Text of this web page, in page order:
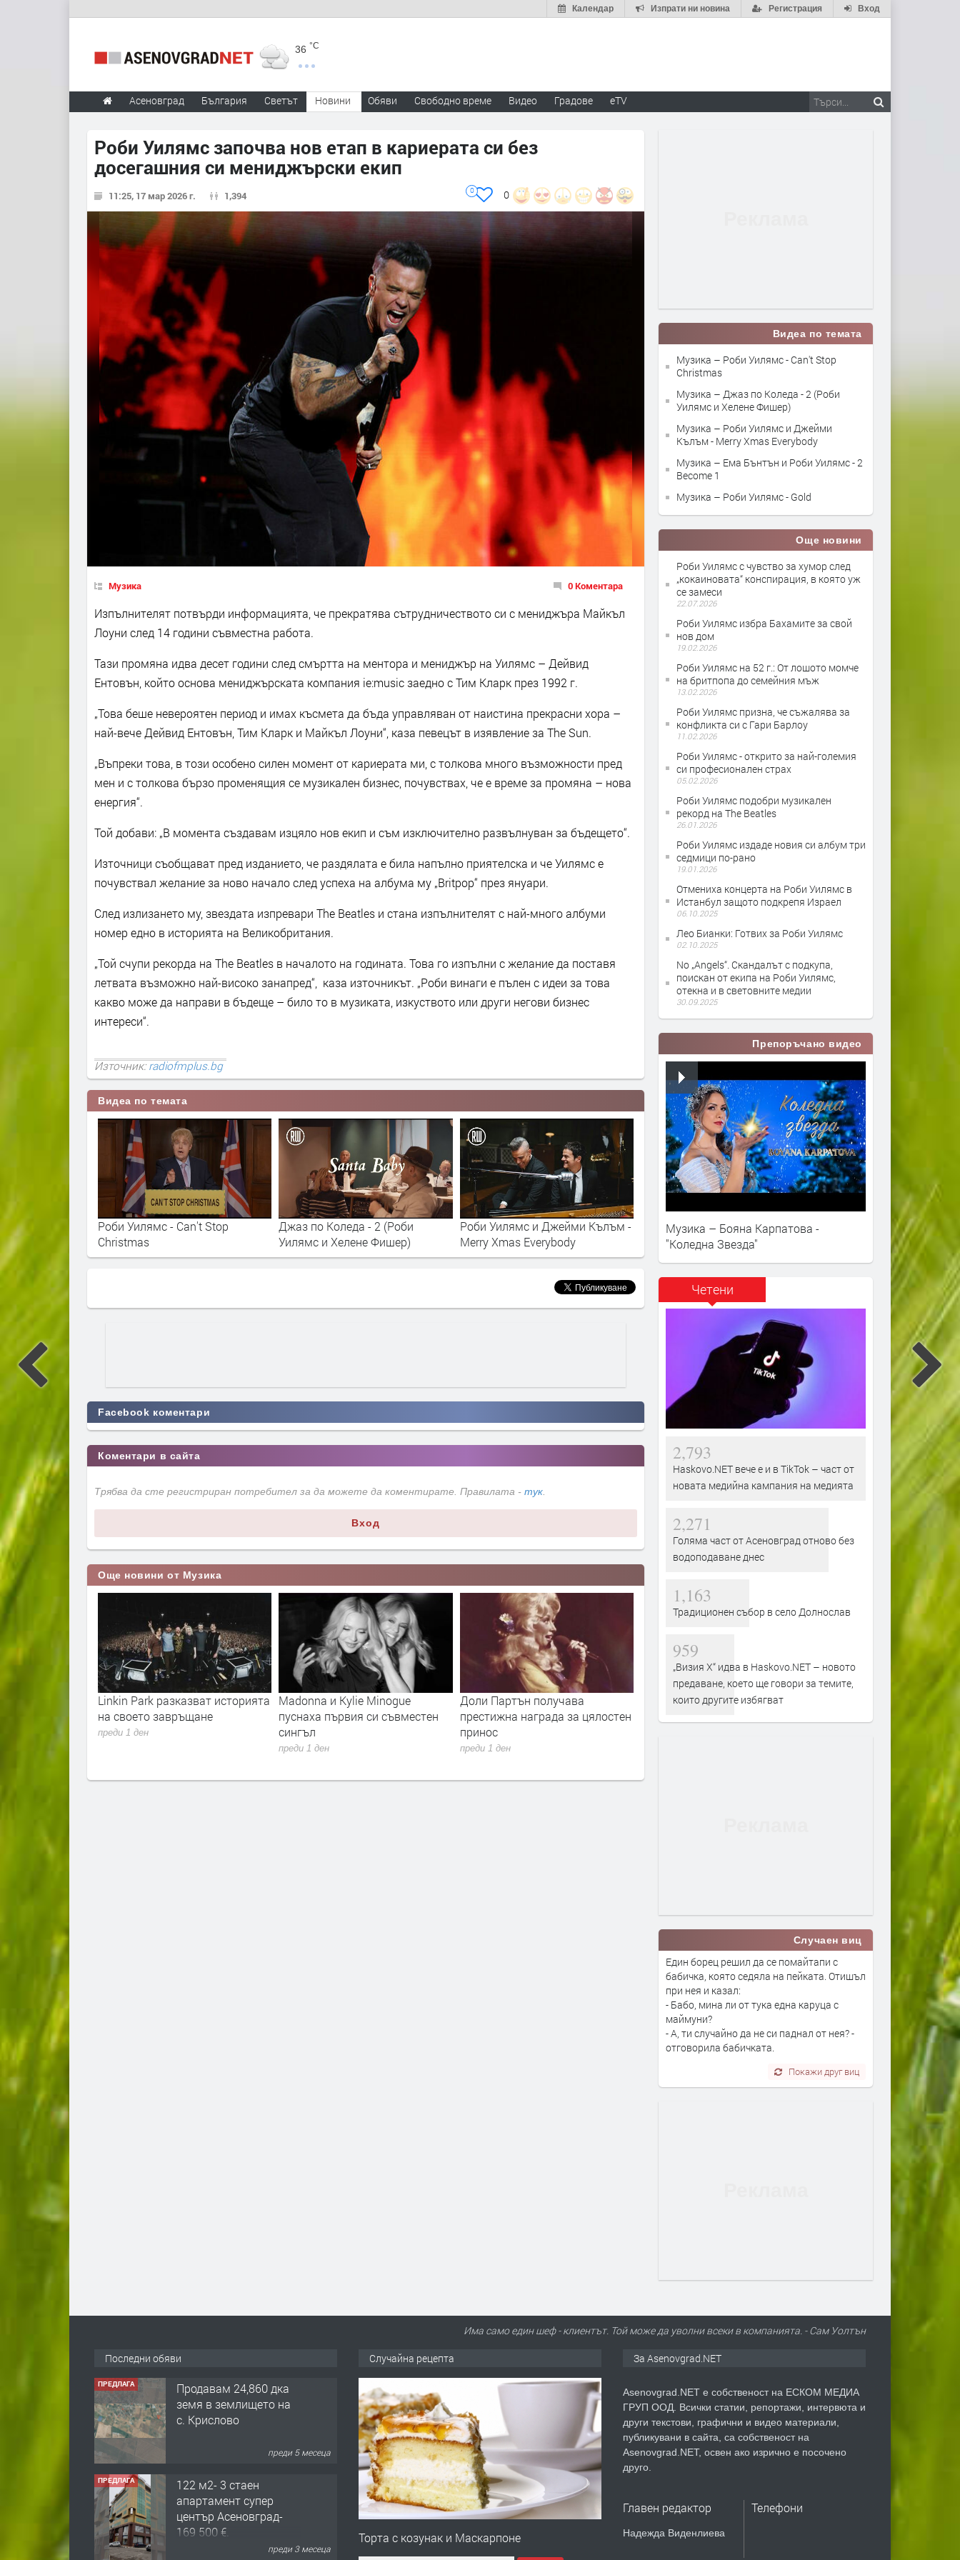
Вход
Регистрация
Изпрати ни новина
Календар
36 °C
Асеновград България Светът Новини Обяви Свободно време Видео Градове eTV
Роби Уилямс започва нов етап в кариерата си без
досегашния си мениджърски екип
11:25, 17 мар 2026 г. 1,394 0
0
Музика 0 Коментара
Изпълнителят потвърди информацията, че прекратява сътрудничеството си с мениджъра Майкъл
Лоуни след 14 години съвместна работа.
Тази промяна идва десет години след смъртта на ментора и мениджър на Уилямс – Дейвид
Ентовън, който основа мениджърската компания ie:music заедно с Тим Кларк през 1992 г.
„Това беше невероятен период и имах късмета да бъда управляван от наистина прекрасни хора –
най-вече Дейвид Ентовън, Тим Кларк и Майкъл Лоуни“, каза певецът в изявление за The Sun.
„Въпреки това, в този особено силен момент от кариерата ми, с толкова много възможности пред
мен и с толкова бързо променящия се музикален бизнес, почувствах, че е време за промяна – нова
енергия“.
Той добави: „В момента създавам изцяло нов екип и съм изключително развълнуван за бъдещето“.
Източници съобщават пред изданието, че раздялата е била напълно приятелска и че Уилямс е
почувствал желание за ново начало след успеха на албума му „Britpop“ през януари.
След излизането му, звездата изпревари The Beatles и стана изпълнителят с най-много албуми
номер едно в историята на Великобритания.
„Той счупи рекорда на The Beatles в началото на годината. Това го изпълни с желание да поставя
летвата възможно най-високо занапред“, каза източникът. „Роби винаги е пълен с идеи за това
какво може да направи в бъдеще – било то в музиката, изкуството или други негови бизнес
интереси“.
Източник:radiofmplus.bg
Видеа по темата
Роби Уилямс - Can't Stop
Christmas
Джаз по Коледа - 2 (Роби
Уилямс и Хелене Фишер)
Роби Уилямс и Джейми Кълъм -
Merry Xmas Everybody
Ема Бънтън и Роби Уилямс - 2
Become 1
Роби Уилямс - Gold
Facebook коментари
Коментари в сайта
Трябва да сте регистриран потребител за да можете да коментирате. Правилата - тук.
Вход
Още новини от Музика
на 23
Linkin Park разказват историята
на своето завръщане
преди 1 ден
Madonna и Kylie Minogue
пуснаха първия си съвместен
сингъл
преди 1 ден
Доли Партън получава
престижна награда за цялостен
принос
преди 1 ден
Янка Рупкина и „Мистерията на
Видеа по темата
Музика – Роби Уилямс - Can't Stop
Christmas
Музика – Джаз по Коледа - 2 (Роби
Уилямс и Хелене Фишер)
Музика – Роби Уилямс и Джейми
Кълъм - Merry Xmas Everybody
Музика – Ема Бънтън и Роби Уилямс - 2
Become 1
Музика – Роби Уилямс - Gold
Още новини
Роби Уилямс с чувство за хумор след
„кокаиновата“ конспирация, в която уж
се замеси
22.07.2026
Роби Уилямс избра Бахамите за свой
нов дом
19.02.2026
Роби Уилямс на 52 г.: От лошото момче
на бритпопа до семейния мъж
13.02.2026
Роби Уилямс призна, че съжалява за
конфликта си с Гари Барлоу
11.02.2026
Роби Уилямс - открито за най-големия
си професионален страх
05.02.2026
Роби Уилямс подобри музикален
рекорд на The Beatles
26.01.2026
Роби Уилямс издаде новия си албум три
седмици по-рано
19.01.2026
Отмениха концерта на Роби Уилямс в
Истанбул защото подкрепя Израел
06.10.2025
Лео Бианки: Готвих за Роби Уилямс
02.10.2025
No „Angels“. Скандалът с подкупа,
поискан от екипа на Роби Уилямс,
отекна и в световните медии
30.09.2025
Препоръчано видео
Музика – Бояна Карпатова -
"Коледна Звезда"
Четени
2,793
Haskovo.NET вече е и в TikTok – част от
новата медийна кампания на медията
2,271
Голяма част от Асеновград отново без
водоподаване днес
1,163
Традиционен събор в село Долнослав
959
„Визия Х“ идва в Haskovo.NET – новото
предаване, което ще говори за темите,
които другите избягват
Случаен виц
Един борец решил да се помайтапи с
бабичка, която седяла на пейката. Отишъл
при нея и казал:
- Бабо, мина ли от тука една каруца с
маймуни?
- А, ти случайно да не си паднал от нея? -
отговорила бабичката.
Покажи друг виц
Има само един шеф - клиентът. Той може да уволни всеки в компанията. - Сам Уолтън
Последни обяви
ПРЕДЛАГА
Продавам 24,860 дка
земя в землището на
с. Крислово
преди 5 месеца
ПРЕДЛАГА
122 м2- 3 стаен
апартамент супер
център Асеновград-
169 500 €.
преди 3 месеца
Случайна рецепта
Торта с козунак и Маскарпоне
За Asenovgrad.NET
Asenovgrad.NET е собственост на ЕСКОМ МЕДИА
ГРУП ООД. Всички статии, репортажи, интервюта и
други текстови, графични и видео материали,
публикувани в сайта, са собственост на
Asenovgrad.NET, освен ако изрично е посочено
друго.
Главен редактор
Надежда Виденлиева
Телефони